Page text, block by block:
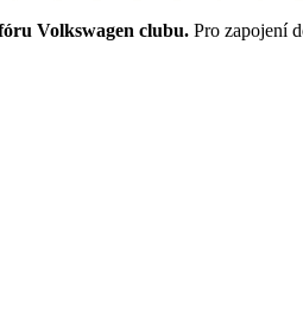
Volkswagen clubu. Pro zapojení